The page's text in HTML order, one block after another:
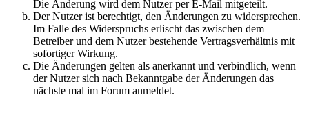
Die Änderung wird dem Nutzer per E-Mail mitgeteilt.
Der Nutzer ist berechtigt, den Änderungen zu widersprechen.
Im Falle des Widerspruchs erlischt das zwischen dem
Betreiber und dem Nutzer bestehende Vertragsverhältnis mit
sofortiger Wirkung.
Die Änderungen gelten als anerkannt und verbindlich, wenn
der Nutzer sich nach Bekanntgabe der Änderungen das
nächste mal im Forum anmeldet.